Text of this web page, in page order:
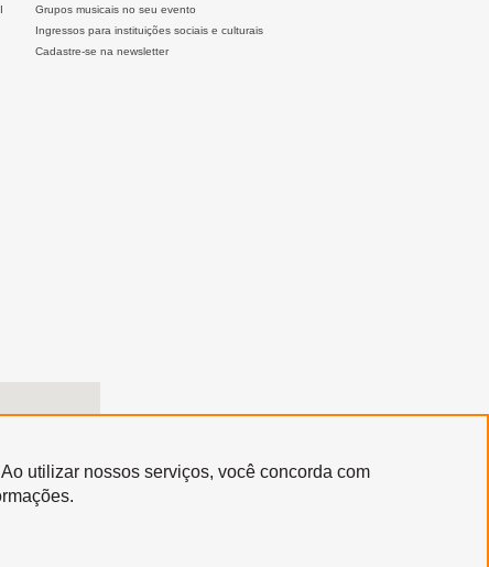
Grupos musicais no seu evento
Ingressos para instituições sociais e culturais
Cadastre-se na newsletter
utilizar nossos serviços, você concorda com